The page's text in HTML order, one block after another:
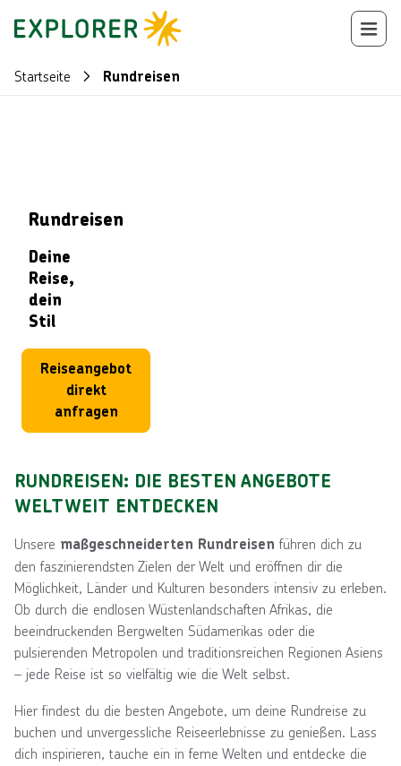
Startseite Rundreisen
Rundreisen
Deine
Reise,
dein
Stil
Reiseangebot
direkt
anfragen
RUNDREISEN: DIE BESTEN ANGEBOTE
WELTWEIT ENTDECKEN
Unsere maßgeschneiderten Rundreisen führen dich zu
den faszinierendsten Zielen der Welt und eröffnen dir die
Möglichkeit, Länder und Kulturen besonders intensiv zu erleben.
Ob durch die endlosen Wüstenlandschaften Afrikas, die
beeindruckenden Bergwelten Südamerikas oder die
pulsierenden Metropolen und traditionsreichen Regionen Asiens
– jede Reise ist so vielfältig wie die Welt selbst.
Hier findest du die besten Angebote, um deine Rundreise zu
buchen und unvergessliche Reiseerlebnisse zu genießen. Lass
dich inspirieren, tauche ein in ferne Welten und entdecke die